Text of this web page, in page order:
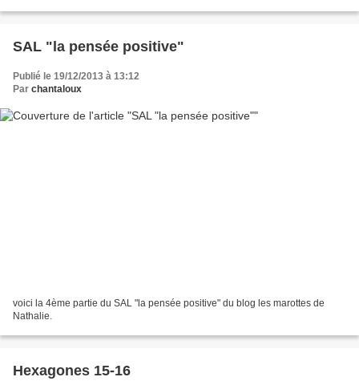
SAL "la pensée positive"
Publié le 19/12/2013 à 13:12
Par chantaloux
voici la 4ème partie du SAL "la pensée positive" du blog les marottes de
Nathalie.
Hexagones 15-16